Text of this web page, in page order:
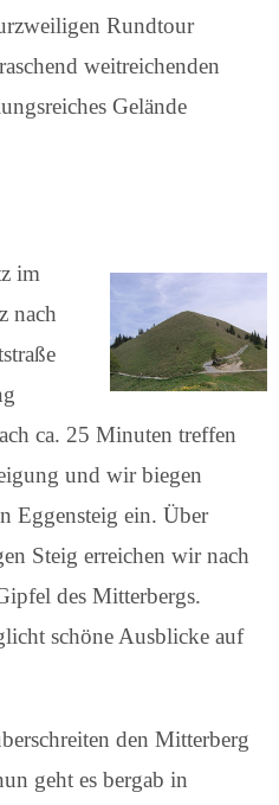
Rundtour
weitreichenden
Gelände
im
nach
ca. 25 Minuten treffen
und wir biegen
Eggensteig ein. Über
Steig erreichen wir nach
des Mitterbergs.
schöne Ausblicke auf
den Mitterberg
geht es bergab in